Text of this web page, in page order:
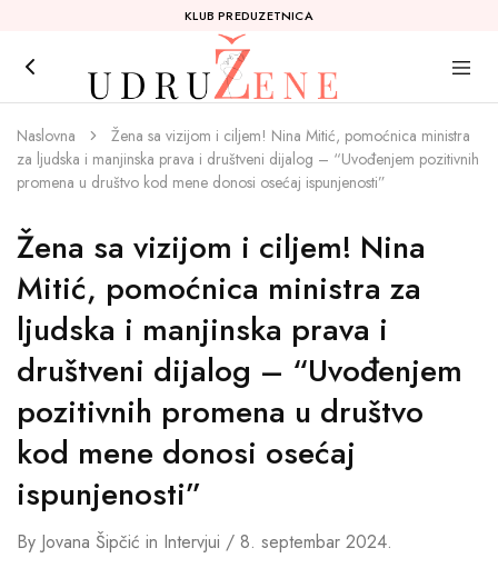
KLUB PREDUZETNICA
Klub
preduzetnica
by
JollyWoman
Naslovna
Žena sa vizijom i ciljem! Nina Mitić, pomoćnica ministra
za ljudska i manjinska prava i društveni dijalog – “Uvođenjem pozitivnih
promena u društvo kod mene donosi osećaj ispunjenosti”
Žena sa vizijom i ciljem! Nina
Mitić, pomoćnica ministra za
ljudska i manjinska prava i
društveni dijalog – “Uvođenjem
pozitivnih promena u društvo
kod mene donosi osećaj
ispunjenosti”
By Jovana Šipčić in Intervjui 8. septembar 2024.